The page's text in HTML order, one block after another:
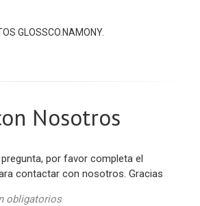
GLOSSCO.NAMONY.
Nosotros
por favor completa el
contactar con nosotros. Gracias
obligatorios